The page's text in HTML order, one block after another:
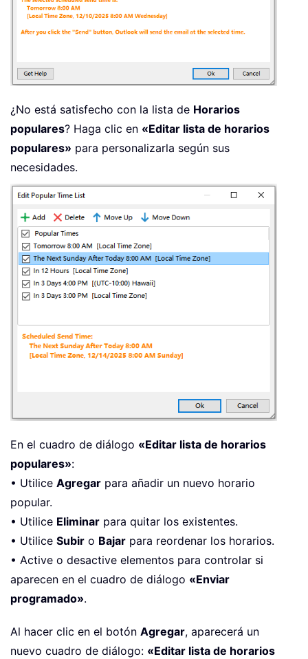
¿No está satisfecho con la lista de Horarios
populares? Haga clic en «Editar lista de horarios
populares» para personalizarla según sus
necesidades.
En el cuadro de diálogo «Editar lista de horarios
populares»:
• Utilice Agregar para añadir un nuevo horario
popular.
• Utilice Eliminar para quitar los existentes.
• Utilice Subir o Bajar para reordenar los horarios.
• Active o desactive elementos para controlar si
aparecen en el cuadro de diálogo «Enviar
programado».
Al hacer clic en el botón Agregar, aparecerá un
nuevo cuadro de diálogo: «Editar lista de horarios